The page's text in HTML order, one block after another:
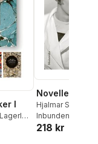
I
antal röster:
Noveller
Hjalmar
Inbunden
218 kr